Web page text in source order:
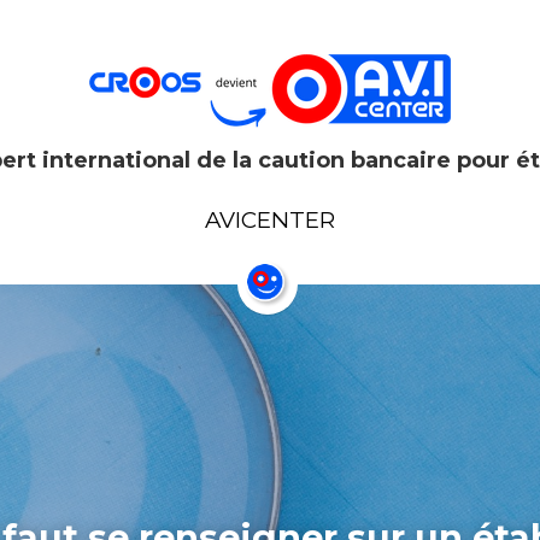
international de la caution bancaire pour
AVICENTER
international de la caution bancaire pour
AVICENTER